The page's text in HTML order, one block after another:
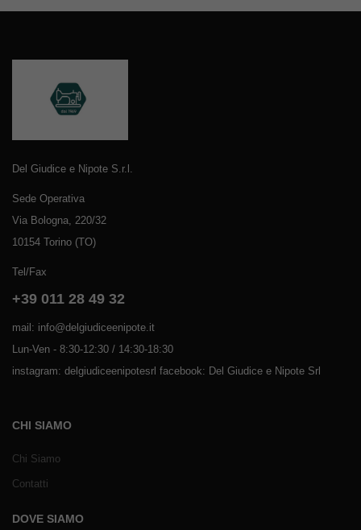
Del Giudice e Nipote S.r.l.
Sede Operativa
Via Bologna, 220/32
10154 Torino (TO)
Tel/Fax
+39 011 28 49 32
mail: info@delgiudiceenipote.it
Lun-Ven - 8:30-12:30 / 14:30-18:30
instagram: delgiudiceenipotesrl facebook: Del Giudice e Nipote Srl
CHI SIAMO
Chi Siamo
Contatti
DOVE SIAMO